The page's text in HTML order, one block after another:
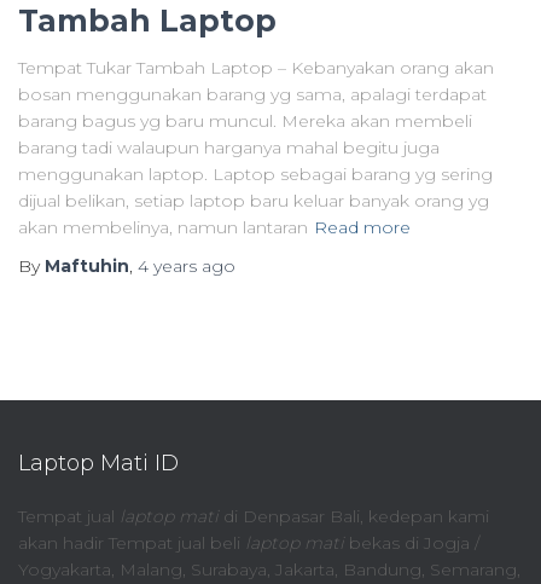
Tambah Laptop
Tempat Tukar Tambah Laptop – Kebanyakan orang akan
bosan menggunakan barang yg sama, apalagi terdapat
barang bagus yg baru muncul. Mereka akan membeli
barang tadi walaupun harganya mahal begitu juga
menggunakan laptop. Laptop sebagai barang yg sering
dijual belikan, setiap laptop baru keluar banyak orang yg
akan membelinya, namun lantaran Read more
By Maftuhin, 4 years ago
Laptop Mati ID
Tempat jual laptop matidi Denpasar Bali, kedepan kami
akan hadir Tempat jual beli laptop matibekas di Jogja /
Yogyakarta, Malang, Surabaya, Jakarta, Bandung, Semarang,